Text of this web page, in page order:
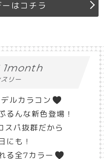
はコチラ
1month
リー
ルカラコン
るんな新色登場！
スパ抜群だから
にも！
る全7カラー